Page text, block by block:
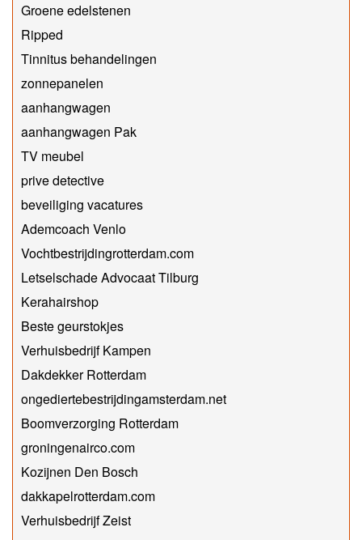
Groene edelstenen
Ripped
Tinnitus behandelingen
zonnepanelen
aanhangwagen
aanhangwagen Pak
TV meubel
prive detective
beveiliging vacatures
Ademcoach Venlo
Vochtbestrijdingrotterdam.com
Letselschade Advocaat Tilburg
Kerahairshop
Beste geurstokjes
Verhuisbedrijf Kampen
Dakdekker Rotterdam
ongediertebestrijdingamsterdam.net
Boomverzorging Rotterdam
groningenairco.com
Kozijnen Den Bosch
dakkapelrotterdam.com
Verhuisbedrijf Zeist